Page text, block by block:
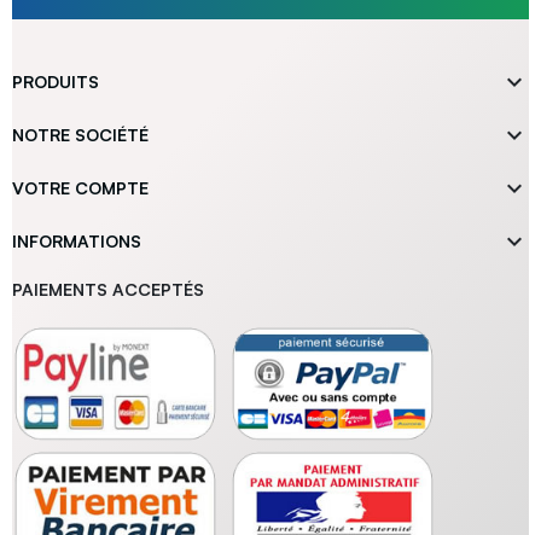
PRODUITS 
NOTRE SOCIÉTÉ 
VOTRE COMPTE 
INFORMATIONS 
PAIEMENTS ACCEPTÉS